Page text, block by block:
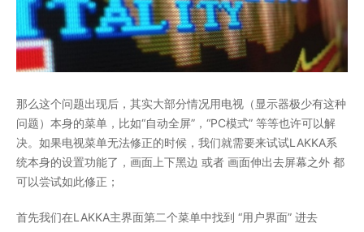
那么这个问题出现后，其实大部分情况用电视（显示器极少有这种
问题）本身的菜单，比如“自动全屏”，“PC模式” 等等也许可以解
决。如果电视菜单无法修正的时候，我们就需要来试试LAKKA系
统本身的设置功能了，画面上下黑边 或者 画面伸出去屏幕之外 都
可以尝试如此修正；
首先我们在LAKKA主界面第二个菜单中找到 “用户界面” 进去